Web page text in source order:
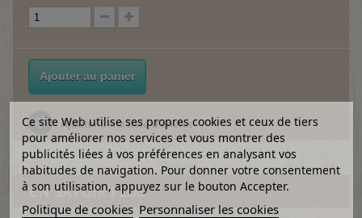
Ajouter au panier
Ajouter à ma liste d'envies
EN SAVOIR PLUS
Ce site Web utilise ses propres cookies et ceux de tiers
pour améliorer nos services et vous montrer des
publicités liées à vos préférences en analysant vos
habitudes de navigation. Pour donner votre consentement
à son utilisation, appuyez sur le bouton Accepter.
Politique de cookies Personnaliser les cookies